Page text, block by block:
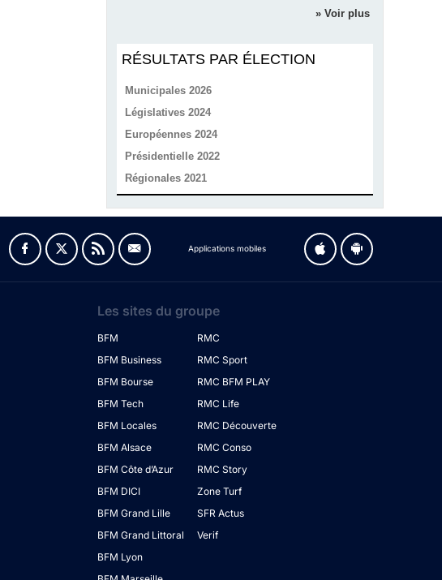
» Voir plus
RÉSULTATS PAR ÉLECTION
Municipales 2026
Législatives 2024
Européennes 2024
Présidentielle 2022
Régionales 2021
Applications mobiles
Les sites du groupe
BFM
BFM Business
BFM Bourse
BFM Tech
BFM Locales
BFM Alsace
BFM Côte d’Azur
BFM DICI
BFM Grand Lille
BFM Grand Littoral
BFM Lyon
RMC
RMC Sport
RMC BFM PLAY
RMC Life
RMC Découverte
RMC Conso
RMC Story
Zone Turf
SFR Actus
Verif